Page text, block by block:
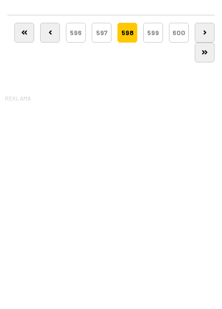
596 597 598 599 600
REKLAMA